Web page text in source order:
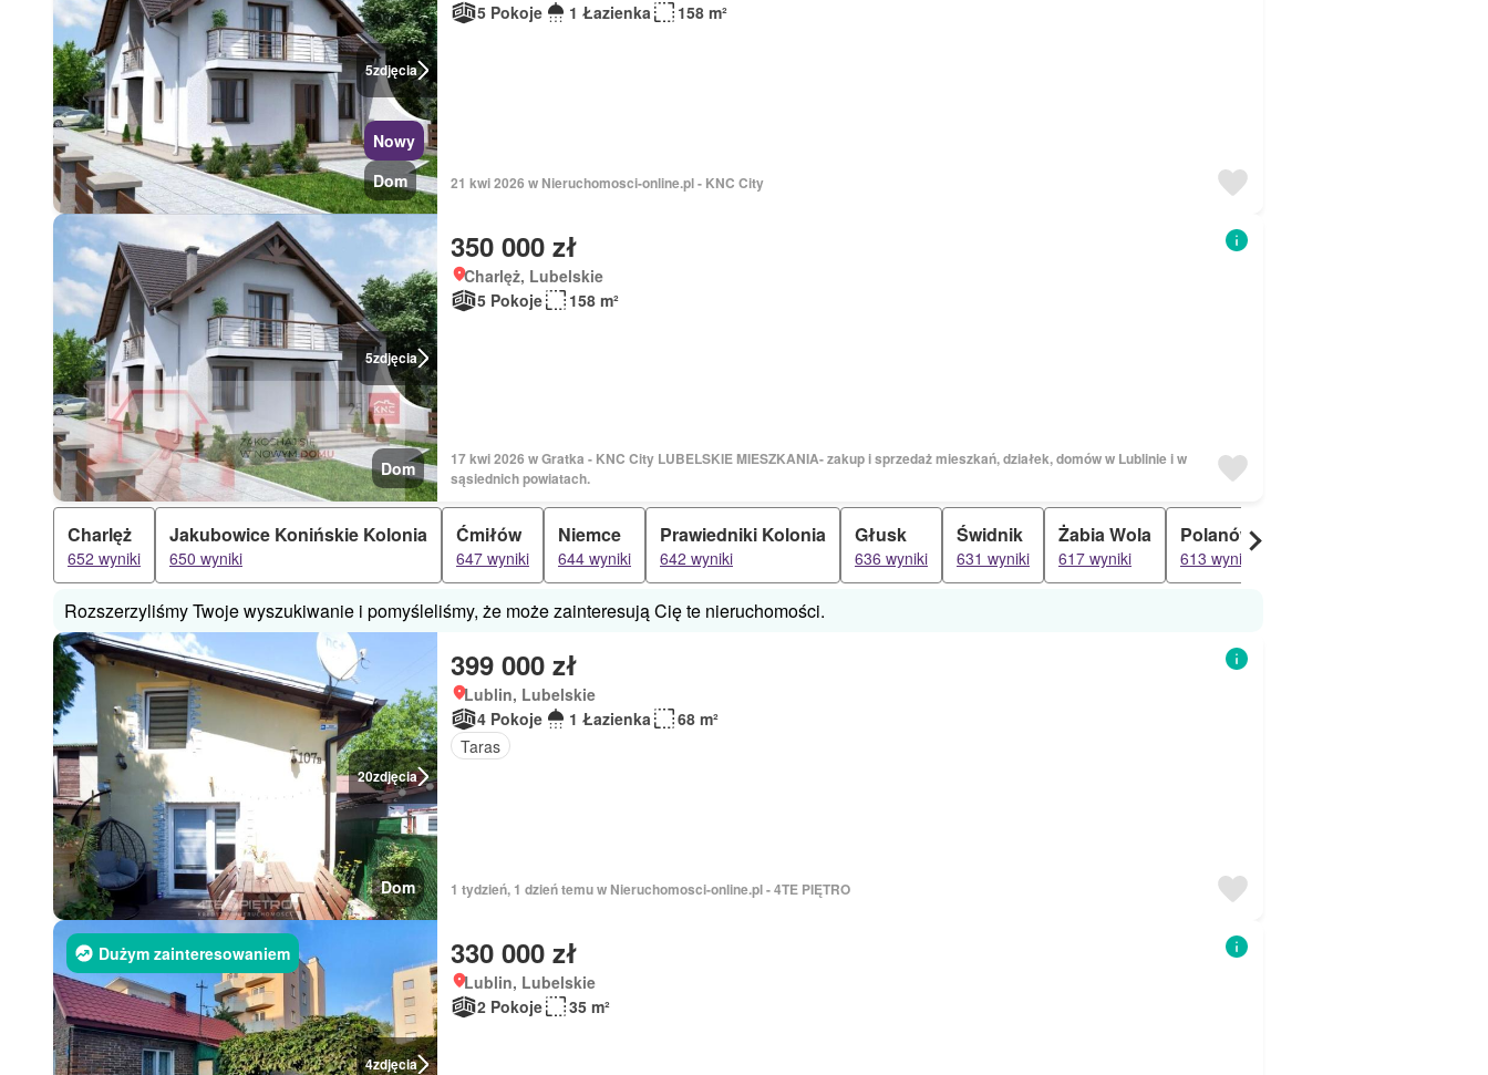
5zdjęcia
Nowy
Dom
5 Pokoje
1 Łazienka 158 m²
21 kwi 2026 w Nieruchomosci-online.pl - KNC City
5zdjęcia
Dom
350 000 zł
Charlęż, Lubelskie
5 Pokoje
158 m²
17 kwi 2026 w Gratka - KNC City LUBELSKIE MIESZKANIA- zakup i sprzedaż mieszkań, działek, domów w Lublinie i w
sąsiednich powiatach.
Charlęż
652 wyniki
Jakubowice Konińskie Kolonia
650 wyniki
Ćmiłów
647 wyniki
Niemce
644 wyniki
Prawiedniki Kolonia
642 wyniki
Głusk
636 wyniki
Świdnik
631 wyniki
Żabia Wola
617 wyniki
Polanówka
613 wyniki
Rozszerzyliśmy Twoje wyszukiwanie i pomyśleliśmy, że może zainteresują Cię te nieruchomości.
20zdjęcia
Dom
399 000 zł
Lublin, Lubelskie
4 Pokoje
1 Łazienka
68 m²
Taras
1 tydzień, 1 dzień temu w Nieruchomosci-online.pl - 4TE PIĘTRO
4zdjęcia
Dużym zainteresowaniem 330 000 zł
Lublin, Lubelskie
2 Pokoje
35 m²